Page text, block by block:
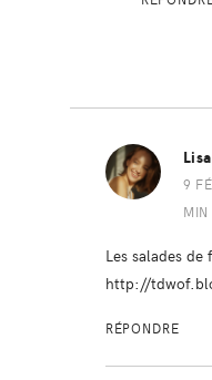
Lisa
9
MIN
Les salades
http://
RÉPONDRE